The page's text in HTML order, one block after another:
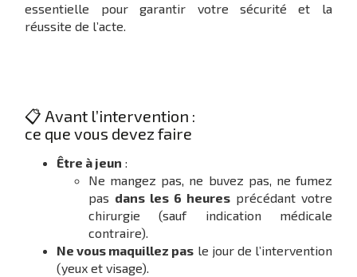
essentielle pour garantir votre sécurité et la
réussite de l’acte.
📋 Avant l’intervention :
ce que vous devez faire
Être à jeun :
Ne mangez pas, ne buvez pas, ne fumez
pas dans les 6 heuresprécédant votre
chirurgie (sauf indication médicale
contraire).
Ne vous maquillez pas le jour de l’intervention
(yeux et visage).